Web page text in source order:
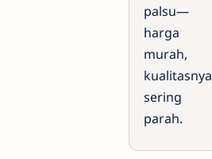
palsu—
harga
murah,
kualitasnya
sering
parah.